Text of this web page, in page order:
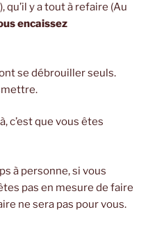
qu’il y a tout à refaire (Au
encaissez
se débrouiller seuls.
c’est que vous êtes
à personne, si vous
pas en mesure de faire
ne sera pas pour vous.